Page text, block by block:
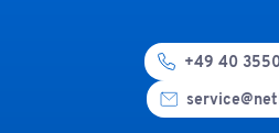
+49 40